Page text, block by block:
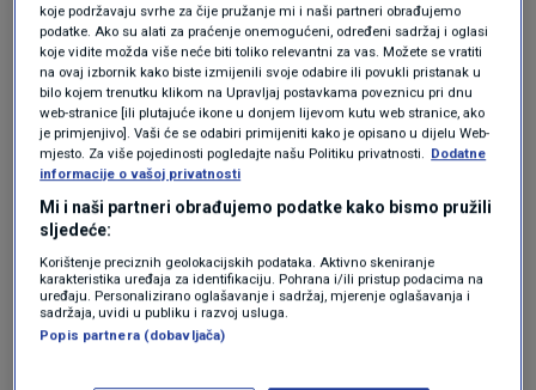
što ljudi žele."
"Moram razočarati neke ljude, osim Brankice.
Moj dolazak tamo je puno više značio. Imam
iskustvo u Domovinskom ratu... Prijateljica i ja
skupile smo gumene čizme, stvari za djecu,
deset kila pohanih karabataka...", ispričala je
Kesovija.
koje podržavaju svrhe za čije pružanje mi i naši partneri obrađujemo
podatke. Ako su alati za praćenje onemogućeni, određeni sadržaj i oglasi
koje vidite možda više neće biti toliko relevantni za vas. Možete se vratiti
na ovaj izbornik kako biste izmijenili svoje odabire ili povukli pristanak u
bilo kojem trenutku klikom na Upravljaj postavkama poveznicu pri dnu
web-stranice [ili plutajuće ikone u donjem lijevom kutu web stranice, ako
je primjenjivo]. Vaši će se odabiri primijeniti kako je opisano u dijelu Web-
mjesto. Za više pojedinosti pogledajte našu Politiku privatnosti. Dodatne
informacije o vašoj privatnosti
Mi i naši partneri obrađujemo podatke kako bismo pružili
sljedeće:
Korištenje preciznih geolokacijskih podataka. Aktivno skeniranje
karakteristika uređaja za identifikaciju. Pohrana i/ili pristup podacima na
uređaju. Personalizirano oglašavanje i sadržaj, mjerenje oglašavanja i
sadržaja, uvidi u publiku i razvoj usluga.
Popis partnera (dobavljača)